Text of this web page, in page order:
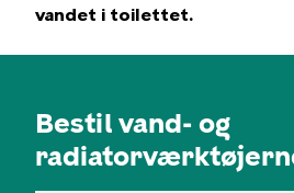
vandet i toilettet.
Bestil vand- og